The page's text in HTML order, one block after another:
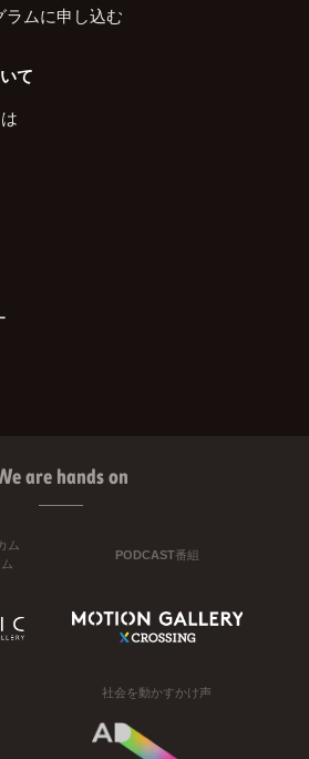
ラムに申し込む
て
are hands on
ム
PODCAST番組
社会を動かすかけ声